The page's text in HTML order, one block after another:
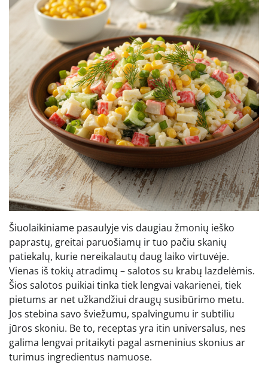
Šiuolaikiniame pasaulyje vis daugiau žmonių ieško
paprastų, greitai paruošiamų ir tuo pačiu skanių
patiekalų, kurie nereikalautų daug laiko virtuvėje.
Vienas iš tokių atradimų – salotos su krabų lazdelėmis.
Šios salotos puikiai tinka tiek lengvai vakarienei, tiek
pietums ar net užkandžiui draugų susibūrimo metu.
Jos stebina savo šviežumu, spalvingumu ir subtiliu
jūros skoniu. Be to, receptas yra itin universalus, nes
galima lengvai pritaikyti pagal asmeninius skonius ar
turimus ingredientus namuose.